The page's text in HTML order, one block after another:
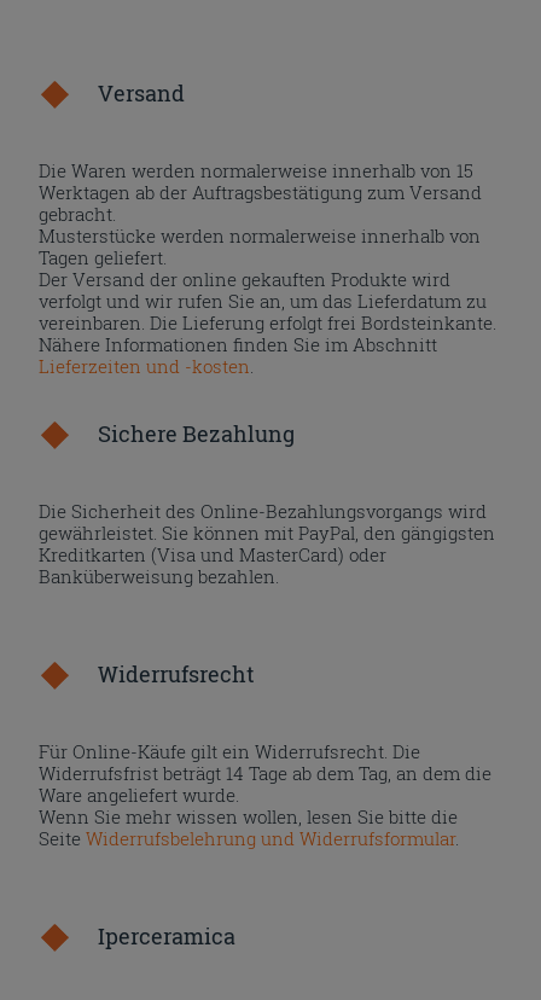
Versand
Die Waren werden normalerweise innerhalb von 15
Werktagen ab der Auftragsbestätigung zum Versand
gebracht.
Musterstücke werden normalerweise innerhalb von
Tagen geliefert.
Der Versand der online gekauften Produkte wird
verfolgt und wir rufen Sie an, um das Lieferdatum zu
vereinbaren. Die Lieferung erfolgt frei Bordsteinkante.
Nähere Informationen finden Sie im Abschnitt
Lieferzeiten und -kosten.
Sichere Bezahlung
Die Sicherheit des Online-Bezahlungsvorgangs wird
gewährleistet. Sie können mit PayPal, den gängigsten
Kreditkarten (Visa und MasterCard) oder
Banküberweisung bezahlen.
Widerrufsrecht
Für Online-Käufe gilt ein Widerrufsrecht. Die
Widerrufsfrist beträgt 14 Tage ab dem Tag, an dem die
Ware angeliefert wurde.
Wenn Sie mehr wissen wollen, lesen Sie bitte die
SeiteWiderrufsbelehrung und Widerrufsformular.
Iperceramica